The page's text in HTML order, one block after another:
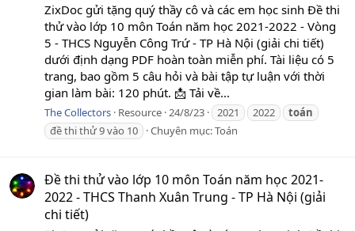
ZixDoc gửi tặng quý thầy cô và các em học sinh Đề thi
thử vào lớp 10 môn Toán năm học 2021-2022 - Vòng
5 - THCS Nguyễn Công Trứ - TP Hà Nội (giải chi tiết)
dưới định dạng PDF hoàn toàn miễn phí. Tài liệu có 5
trang, bao gồm 5 câu hỏi và bài tập tự luận với thời
gian làm bài: 120 phút. 📩 Tải về...
The Collectors Resource 24/8/23 2021 2022
toán
đề thi thử 9 vào 10
Chuyên mục:Toán
Đề thi thử vào lớp 10 môn Toán năm học 2021-
2022 - THCS Thanh Xuân Trung - TP Hà Nội (giải
chi tiết)